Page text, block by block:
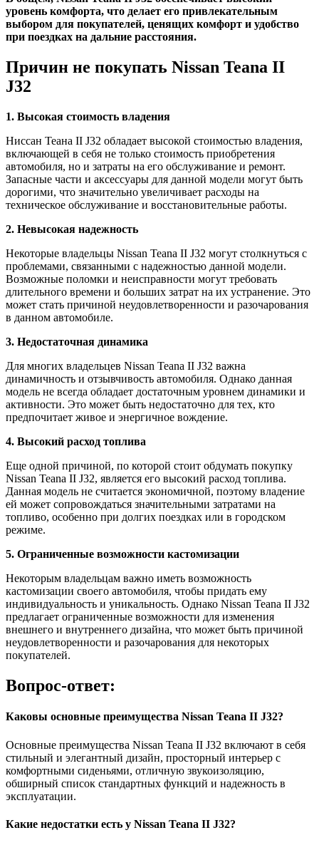
уровень комфорта, что делает его привлекательным
выбором для покупателей, ценящих комфорт и удобство
при поездках на дальние расстояния.
Причин не покупать Nissan Teana II
J32
1. Высокая стоимость владения
Ниссан Теана II J32 обладает высокой стоимостью владения,
включающей в себя не только стоимость приобретения
автомобиля, но и затраты на его обслуживание и ремонт.
Запасные части и аксессуары для данной модели могут быть
дорогими, что значительно увеличивает расходы на
техническое обслуживание и восстановительные работы.
2. Невысокая надежность
Некоторые владельцы Nissan Teana II J32 могут столкнуться с
проблемами, связанными с надежностью данной модели.
Возможные поломки и неисправности могут требовать
длительного времени и больших затрат на их устранение. Это
может стать причиной неудовлетворенности и разочарования
в данном автомобиле.
3. Недостаточная динамика
Для многих владельцев Nissan Teana II J32 важна
динамичность и отзывчивость автомобиля. Однако данная
модель не всегда обладает достаточным уровнем динамики и
активности. Это может быть недостаточно для тех, кто
предпочитает живое и энергичное вождение.
4. Высокий расход топлива
Еще одной причиной, по которой стоит обдумать покупку
Nissan Teana II J32, является его высокий расход топлива.
Данная модель не считается экономичной, поэтому владение
ей может сопровождаться значительными затратами на
топливо, особенно при долгих поездках или в городском
режиме.
5. Ограниченные возможности кастомизации
Некоторым владельцам важно иметь возможность
кастомизации своего автомобиля, чтобы придать ему
индивидуальность и уникальность. Однако Nissan Teana II J32
предлагает ограниченные возможности для изменения
внешнего и внутреннего дизайна, что может быть причиной
неудовлетворенности и разочарования для некоторых
покупателей.
Вопрос-ответ:
Каковы основные преимущества Nissan Teana II J32?
Основные преимущества Nissan Teana II J32 включают в себя
стильный и элегантный дизайн, просторный интерьер с
комфортными сиденьями, отличную звукоизоляцию,
обширный список стандартных функций и надежность в
эксплуатации.
Какие недостатки есть у Nissan Teana II J32?